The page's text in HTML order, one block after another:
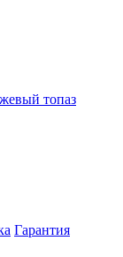
топаз
Гарантия